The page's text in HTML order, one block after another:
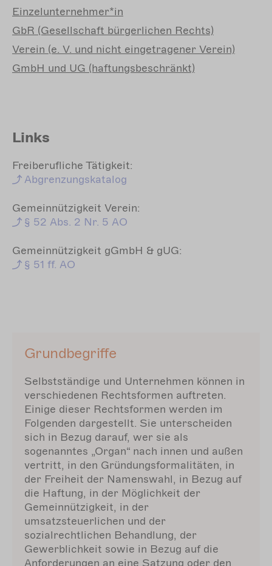
Einzelunternehmer*in
GbR (Gesellschaft bürgerlichen Rechts)
Verein (e. V. und nicht eingetragener Verein)
GmbH und UG (haftungsbeschränkt)
Links
Freiberufliche Tätigkeit:
Abgrenzungskatalog
Gemeinnützigkeit Verein:
§ 52 Abs. 2 Nr. 5 AO
Gemeinnützigkeit gGmbH & gUG:
§ 51 ff. AO
Grundbegriffe
Selbstständige und Unternehmen können in
verschiedenen Rechtsformen auftreten.
Einige dieser Rechtsformen werden im
Folgenden dargestellt. Sie unterscheiden
sich in Bezug darauf, wer sie als
sogenanntes „Organ“ nach innen und außen
vertritt, in den Gründungsformalitäten, in
der Freiheit der Namenswahl, in Bezug auf
die Haftung, in der Möglichkeit der
Gemeinnützigkeit, in der
umsatzsteuerlichen und der
sozialrechtlichen Behandlung, der
Gewerblichkeit sowie in Bezug auf die
Anforderungen an eine Satzung oder den